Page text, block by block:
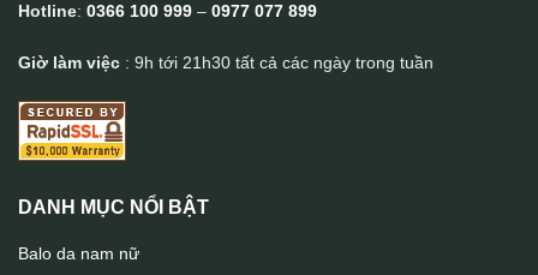
Hotline: 0366 100 999 – 0977 077 899
Giờ làm việc : 9h tới 21h30 tất cả các ngày trong tuần
DANH MỤC NỔI BẬT
Balo da nam nữ